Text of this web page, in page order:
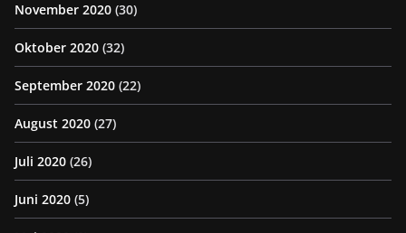
November 2020 (30)
Oktober 2020 (32)
September 2020 (22)
August 2020 (27)
Juli 2020 (26)
Juni 2020 (5)